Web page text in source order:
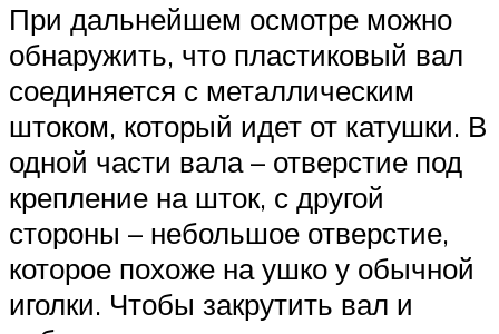
При дальнейшем осмотре можно
обнаружить, что пластиковый вал
соединяется с металлическим
штоком, который идет от катушки. В
одной части вала – отверстие под
крепление на шток, с другой
стороны – небольшое отверстие,
которое похоже на ушко у обычной
иголки. Чтобы закрутить вал и